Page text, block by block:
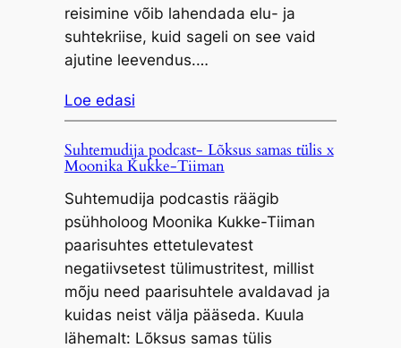
reisimine võib lahendada elu- ja
suhtekriise, kuid sageli on see vaid
ajutine leevendus.…
Loe edasi
Suhtemudija podcast- Lõksus samas tülis x
Moonika Kukke-Tiiman
Suhtemudija podcastis räägib
psühholoog Moonika Kukke-Tiiman
paarisuhtes ettetulevatest
negatiivsetest tülimustritest, millist
mõju need paarisuhtele avaldavad ja
kuidas neist välja pääseda. Kuula
lähemalt: Lõksus samas tülis